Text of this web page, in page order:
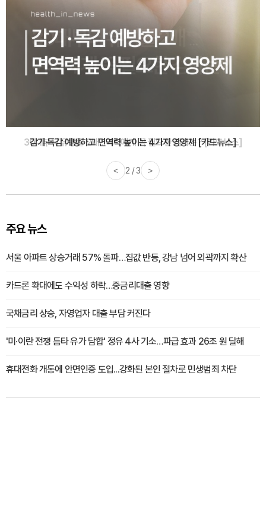
감기·독감 예방하고 면역력 높이는 4가지 영양제 [카드뉴스]
< 3 / 3 >
주요 뉴스
서울 아파트 상승거래 57% 돌파…집값 반등, 강남 넘어 외곽까지 확산
카드론 확대에도 수익성 하락…중금리대출 영향
국채금리 상승, 자영업자 대출 부담 커진다
'미·이란 전쟁 틈타 유가 담합' 정유 4사 기소…파급 효과 26조 원 달해
휴대전화 개통에 안면인증 도입...강화된 본인 절차로 민생범죄 차단